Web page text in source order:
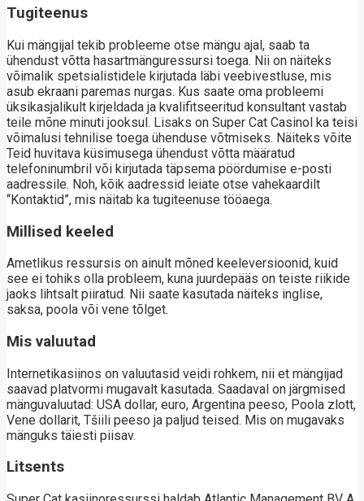
Tugiteenus
Kui mängijal tekib probleeme otse mängu ajal, saab ta
ühendust võtta hasartmänguressursi toega. Nii on näiteks
võimalik spetsialistidele kirjutada läbi veebivestluse, mis
asub ekraani paremas nurgas. Kus saate oma probleemi
üksikasjalikult kirjeldada ja kvalifitseeritud konsultant vastab
teile mõne minuti jooksul. Lisaks on Super Cat Casinol ka teisi
võimalusi tehnilise toega ühenduse võtmiseks. Näiteks võite
Teid huvitava küsimusega ühendust võtta määratud
telefoninumbril või kirjutada täpsema pöördumise e-posti
aadressile. Noh, kõik aadressid leiate otse vahekaardilt
“Kontaktid”, mis näitab ka tugiteenuse tööaega.
Millised keeled
Ametlikus ressursis on ainult mõned keeleversioonid, kuid
see ei tohiks olla probleem, kuna juurdepääs on teiste riikide
jaoks lihtsalt piiratud. Nii saate kasutada näiteks inglise,
saksa, poola või vene tõlget.
Mis valuutad
Internetikasiinos on valuutasid veidi rohkem, nii et mängijad
saavad platvormi mugavalt kasutada. Saadaval on järgmised
mänguvaluutad: USA dollar, euro, Argentina peeso, Poola zlott,
Vene dollarit, Tšiili peeso ja paljud teised. Mis on mugavaks
mänguks täiesti piisav.
Litsents